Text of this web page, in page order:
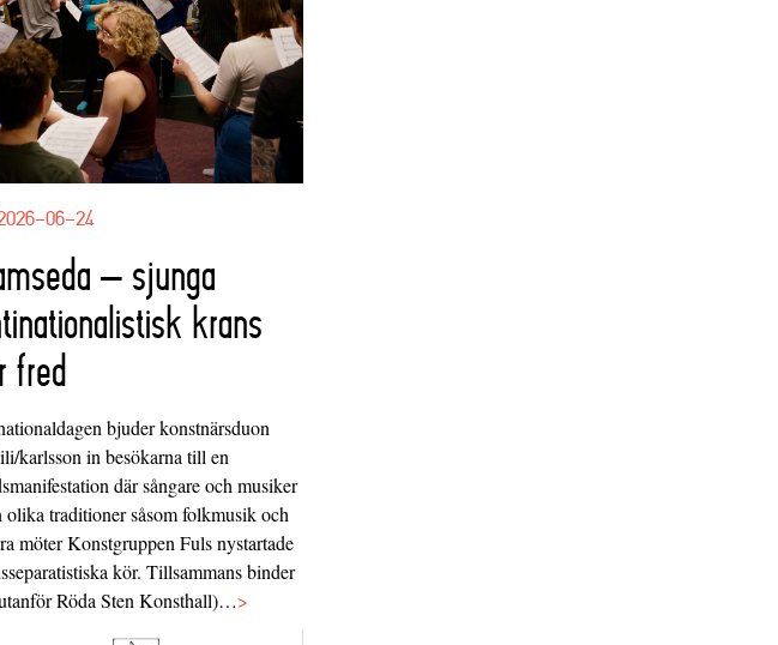
06-24
– sjunga
krans
fred
bjuder konstnärsduon
karlsson in besökarna till en
där sångare och musiker
olika traditioner såsom folkmusik och
möter Konstgruppen Fuls nystartade
kör. Tillsammans binder
Röda Sten Konsthall)…>